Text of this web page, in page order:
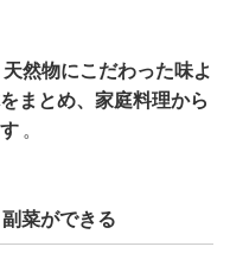
然物にこだわった味よ
まとめ、家庭料理から
。
菜ができる